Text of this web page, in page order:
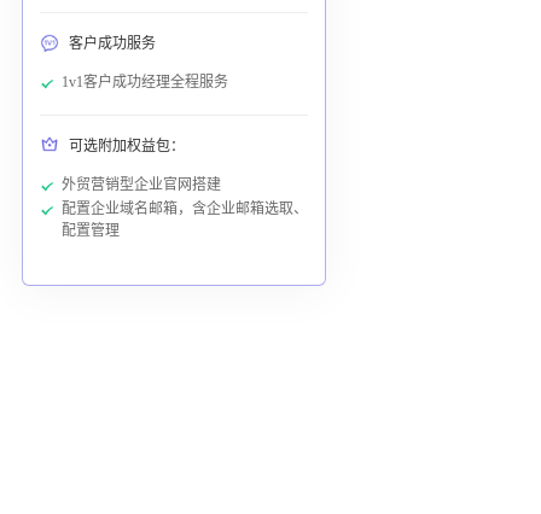
客户成功服务
1v1客户成功经理全程服务
可选附加权益包：
外贸营销型企业官网搭建
配置企业域名邮箱，含企业邮箱选取、
配置管理